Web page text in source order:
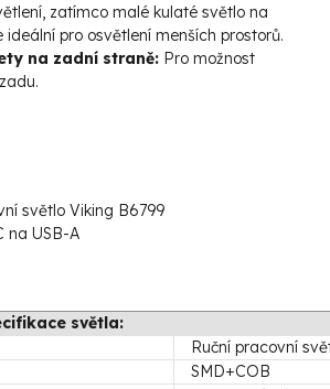
zatímco malé kulaté světlo na
ideální pro osvětlení menších prostorů.
na zadní straně: Pro možnost
světlo Viking B6799
na USB-A
světla:
Ruční pracovní
SMD+COB